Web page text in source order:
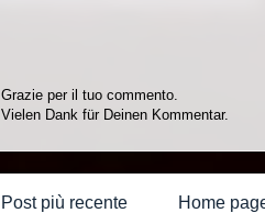
Grazie per il tuo commento.
Vielen Dank für Deinen Kommentar.
Post più recente Home